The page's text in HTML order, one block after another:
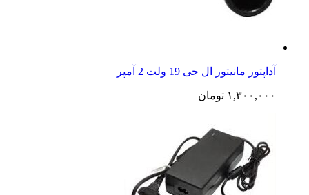
آداپتور مانیتور ال جی 19 ولت 2 آمپر
۱,۳۰۰,۰۰۰ تومان